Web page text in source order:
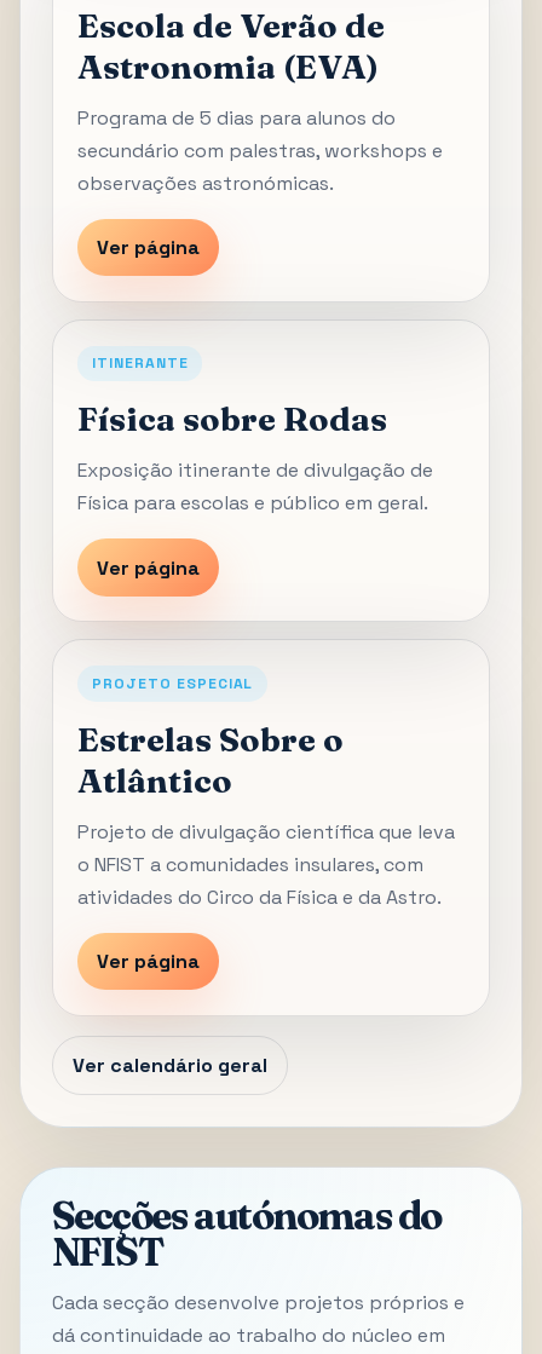
Escola de Verão de
Astronomia (EVA)
Programa de 5 dias para alunos do
secundário com palestras, workshops e
observações astronómicas.
Ver página
ITINERANTE
Física sobre Rodas
Exposição itinerante de divulgação de
Física para escolas e público em geral.
Ver página
PROJETO ESPECIAL
Estrelas Sobre o
Atlântico
Projeto de divulgação científica que leva
o NFIST a comunidades insulares, com
atividades do Circo da Física e da Astro.
Ver página
Ver calendário geral
Secções autónomas do
NFIST
Cada secção desenvolve projetos próprios e
dá continuidade ao trabalho do núcleo em